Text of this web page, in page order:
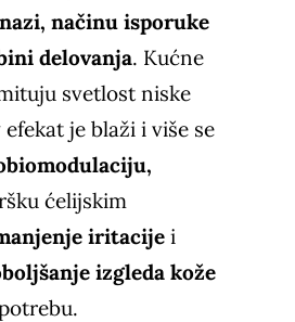
načinu isporuke
delovanja. Kućne
svetlost niske
je blaži i više se
ćelijskim
iritacijei
izgleda kože